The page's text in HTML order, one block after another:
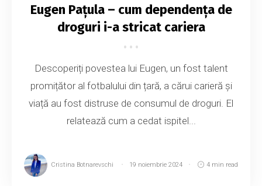
Eugen Pațula – cum dependența de
droguri i-a stricat cariera
Descoperiți povestea lui Eugen, un fost talent
promițător al fotbalului din țară, a cărui carieră și
viață au fost distruse de consumul de droguri. El
relatează cum a cedat ispitel...
Cristina Botnarevschi 19 noiembrie 2024 4 min read